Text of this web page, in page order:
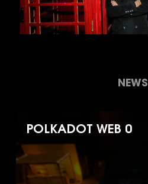
NEWS
POLKADOT WEB 0